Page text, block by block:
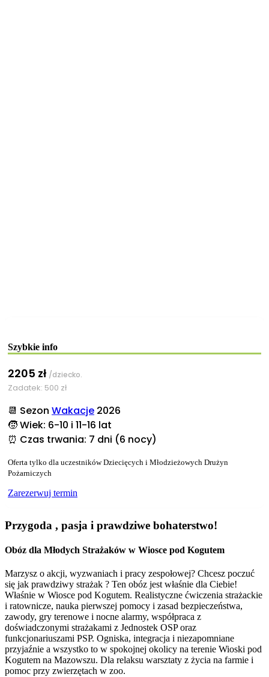
Szybkie info
2205 zł /dziecko.
Zadatek: 500 zł
📆 Sezon Wakacje 2026
🧒 Wiek: 6-10 i 11-16 lat
⏰ Czas trwania: 7 dni (6 nocy)
Oferta tylko dla uczestników Dziecięcych i Młodzieżowych Drużyn
Pożarniczych
Zarezerwuj termin
Przygoda , pasja i prawdziwe bohaterstwo!
Obóz dla Młodych Strażaków w Wiosce pod Kogutem
Marzysz o akcji, wyzwaniach i pracy zespołowej? Chcesz poczuć
się jak prawdziwy strażak ? Ten obóz jest właśnie dla Ciebie!
Właśnie w Wiosce pod Kogutem. Realistyczne ćwiczenia strażackie
i ratownicze, nauka pierwszej pomocy i zasad bezpieczeństwa,
zawody, gry terenowe i nocne alarmy, współpraca z
doświadczonymi strażakami z Jednostek OSP oraz
funkcjonariuszami PSP. Ogniska, integracja i niezapomniane
przyjaźnie a wszystko to w spokojnej okolicy na terenie Wioski pod
Kogutem na Mazowszu. Dla relaksu warsztaty z życia na farmie i
pomoc przy zwierzętach w zoo.